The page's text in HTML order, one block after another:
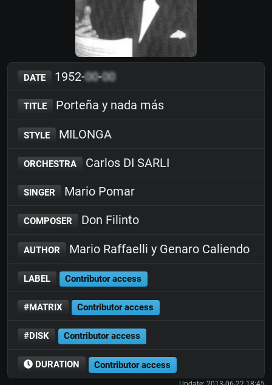
DATE 1952-00-00
TITLE Porteña y nada más
STYLE MILONGA
ORCHESTRA Carlos DI SARLI
SINGER Mario Pomar
COMPOSER Don Filinto
AUTHOR Mario Raffaelli y Genaro Caliendo
LABEL Contributor access
#MATRIX Contributor access
#DISK Contributor access
DURATION Contributor access